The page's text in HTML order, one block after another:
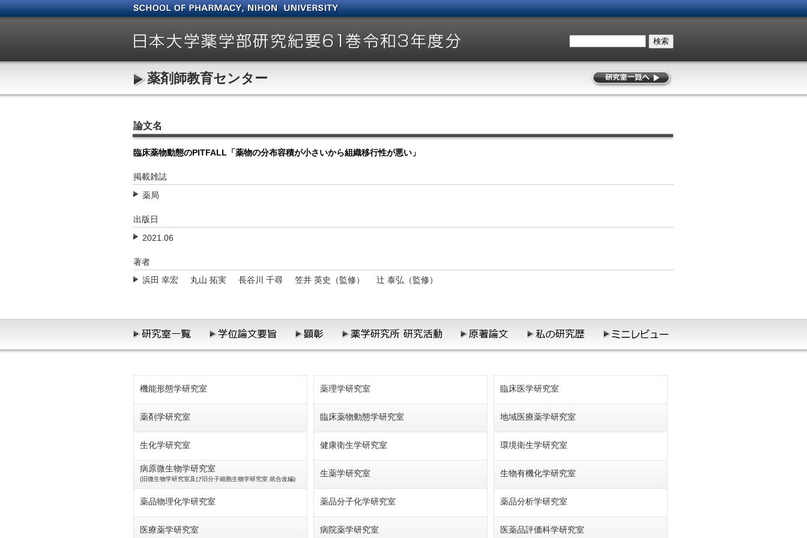
薬剤師教育センター
論文名
臨床薬物動態のPITFALL「薬物の分布容積が小さいから組織移行性が悪い」
掲載雑誌
薬局
出版日
2021.06
著者
浜田 幸宏
丸山 拓実 長谷川 千尋 笠井 英史（監修） 辻 泰弘（監修）
機能形態学研究室 薬理学研究室 臨床医学研究室
薬剤学研究室 臨床薬物動態学研究室 地域医療薬学研究室
生化学研究室 健康衛生学研究室 環境衛生学研究室
病原微生物学研究室
(旧微生物学研究室及び旧分子細胞生物学研究室 統合改編)
生薬学研究室 生物有機化学研究室
薬品物理化学研究室 薬品分子化学研究室 薬品分析学研究室
医療薬学研究室 病院薬学研究室 医薬品評価科学研究室